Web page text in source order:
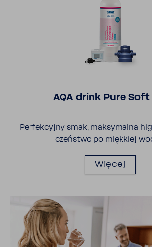
AQA drink Pure Soft
Perfek­cyjny smak, maksy­malna
czeń­stwo po mięk­kiej
Więcej